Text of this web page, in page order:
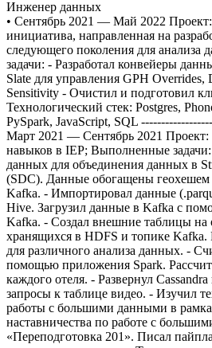
Инженер данных
• Сентябрь 2021 — Май 2022 Проект:
инициатива, направленная на
следующего поколения для
задачи: - Разработал конвейеры
Slate для управления GPH Overrides,
Sensitivity - Очистил и подготовил
Технологический стек: Postgres,
PySpark, JavaScript, SQL
Март 2021 — Сентябрь 2021 Проект:
навыков в IEP; Выполненные
данных для объединения данных в
(SDC). Данные обогащены геохешем
Kafka. - Импортировал данные
Hive. Загрузил данные в Kafka с
Kafka. - Создал внешние таблицы на
хранящихся в HDFS и топике Kafka.
для различного анализа данных. -
помощью приложения Spark.
каждого отеля. - Развернул
запросы к таблице видео. - Изучил
работы с большими данными в
наставничества по работе с
«Переподготовка 201». Писал